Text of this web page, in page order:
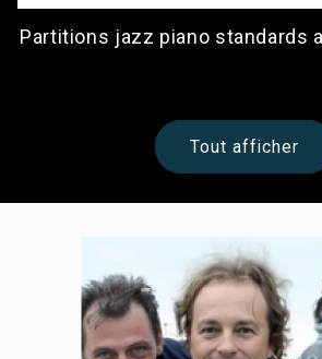
Partitions jazz piano standards
Tout afficher